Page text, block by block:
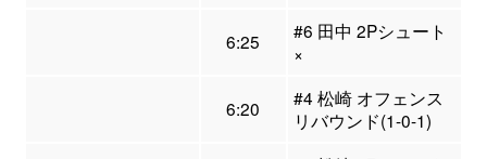
6:25
#6 田中 2Pシュート
×
6:20
#4 松崎 オフェンス
リバウンド(1-0-1)